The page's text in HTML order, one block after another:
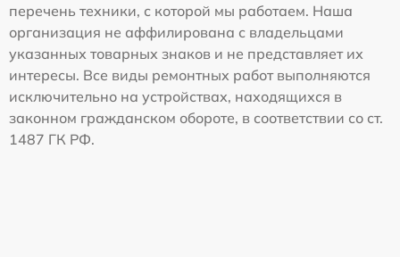
перечень техники, с которой мы работаем. Наша
организация не аффилирована с владельцами
указанных товарных знаков и не представляет их
интересы. Все виды ремонтных работ выполняются
исключительно на устройствах, находящихся в
законном гражданском обороте, в соответствии со ст.
1487 ГК РФ.